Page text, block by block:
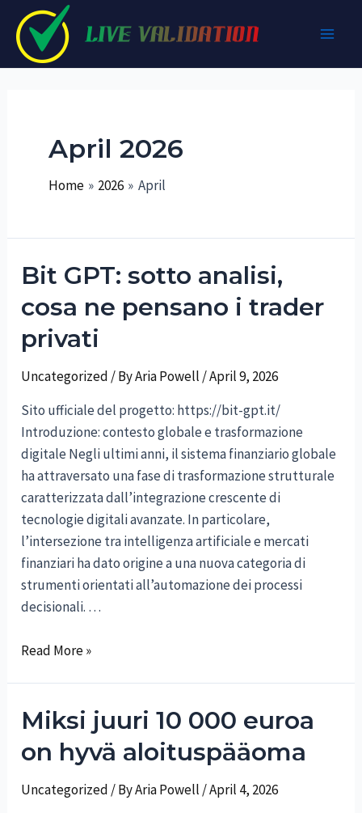
content
April 2026
Home 2026 April
Bit GPT: sotto analisi,
cosa ne pensano i trader
privati
Uncategorized / ByAria Powell /April 9, 2026
Sito ufficiale del progetto: https://bit-gpt.it/
Introduzione: contesto globale e trasformazione
digitale Negli ultimi anni, il sistema finanziario globale
ha attraversato una fase di trasformazione strutturale
caratterizzata dall’integrazione crescente di
tecnologie digitali avanzate. In particolare,
l’intersezione tra intelligenza artificiale e mercati
finanziari ha dato origine a una nuova categoria di
strumenti orientati all’automazione dei processi
decisionali. …
Bit
analisi,
ne
pensano
Read More »
Miksi juuri 10 000 euroa
on hyvä aloituspääoma
Uncategorized / ByAria Powell /April 4, 2026